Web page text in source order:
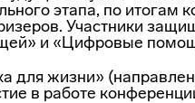
этапа, по итогам
Участники
и «Цифровые
для жизни»
в работе